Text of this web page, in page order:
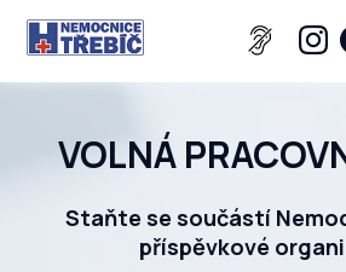
VOLNÁ
Staňte se součástí
příspěvkové